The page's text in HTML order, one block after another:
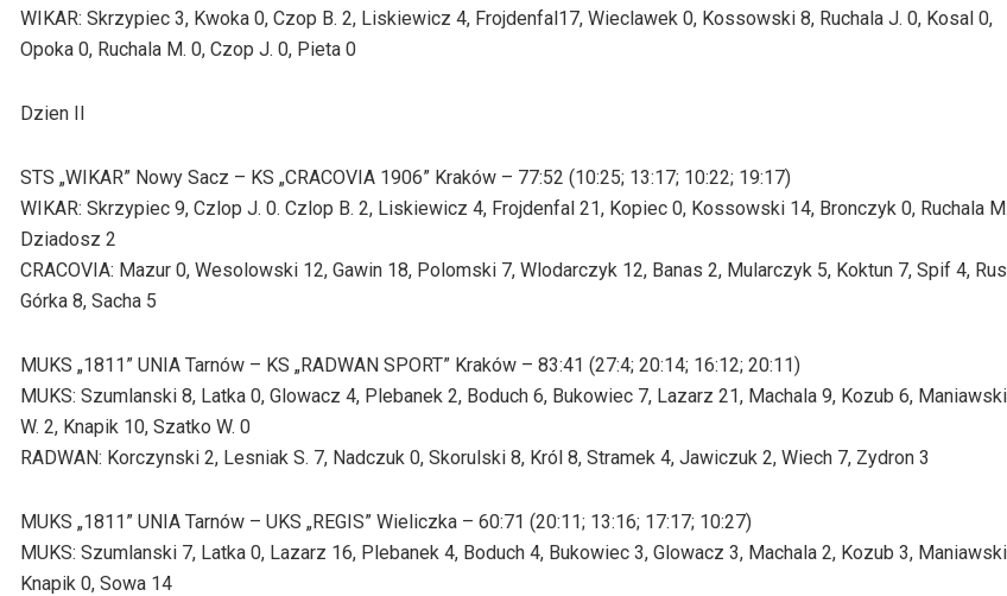
WIKAR: Skrzypiec 3, Kwoka 0, Czop B. 2, Liskiewicz 4, Frojdenfal17, Wieclawek 0, Kossowski 8, Ruchala J. 0, Kosal 0,
Opoka 0, Ruchala M. 0, Czop J. 0, Pieta 0
Dzien II
STS „WIKAR” Nowy Sacz – KS „CRACOVIA 1906” Kraków – 77:52 (10:25; 13:17; 10:22; 19:17)
WIKAR: Skrzypiec 9, Czlop J. 0. Czlop B. 2, Liskiewicz 4, Frojdenfal 21, Kopiec 0, Kossowski 14, Bronczyk 0, Ruchala
Dziadosz 2
CRACOVIA: Mazur 0, Wesolowski 12, Gawin 18, Polomski 7, Wlodarczyk 12, Banas 2, Mularczyk 5, Koktun 7, Spif 4,
Górka 8, Sacha 5
MUKS „1811” UNIA Tarnów – KS „RADWAN SPORT” Kraków – 83:41 (27:4; 20:14; 16:12; 20:11)
MUKS: Szumlanski 8, Latka 0, Glowacz 4, Plebanek 2, Boduch 6, Bukowiec 7, Lazarz 21, Machala 9, Kozub 6,
W. 2, Knapik 10, Szatko W. 0
RADWAN: Korczynski 2, Lesniak S. 7, Nadczuk 0, Skorulski 8, Król 8, Stramek 4, Jawiczuk 2, Wiech 7, Zydron 3
MUKS „1811” UNIA Tarnów – UKS „REGIS” Wieliczka – 60:71 (20:11; 13:16; 17:17; 10:27)
MUKS: Szumlanski 7, Latka 0, Lazarz 16, Plebanek 4, Boduch 4, Bukowiec 3, Glowacz 3, Machala 2, Kozub 3,
Knapik 0, Sowa 14